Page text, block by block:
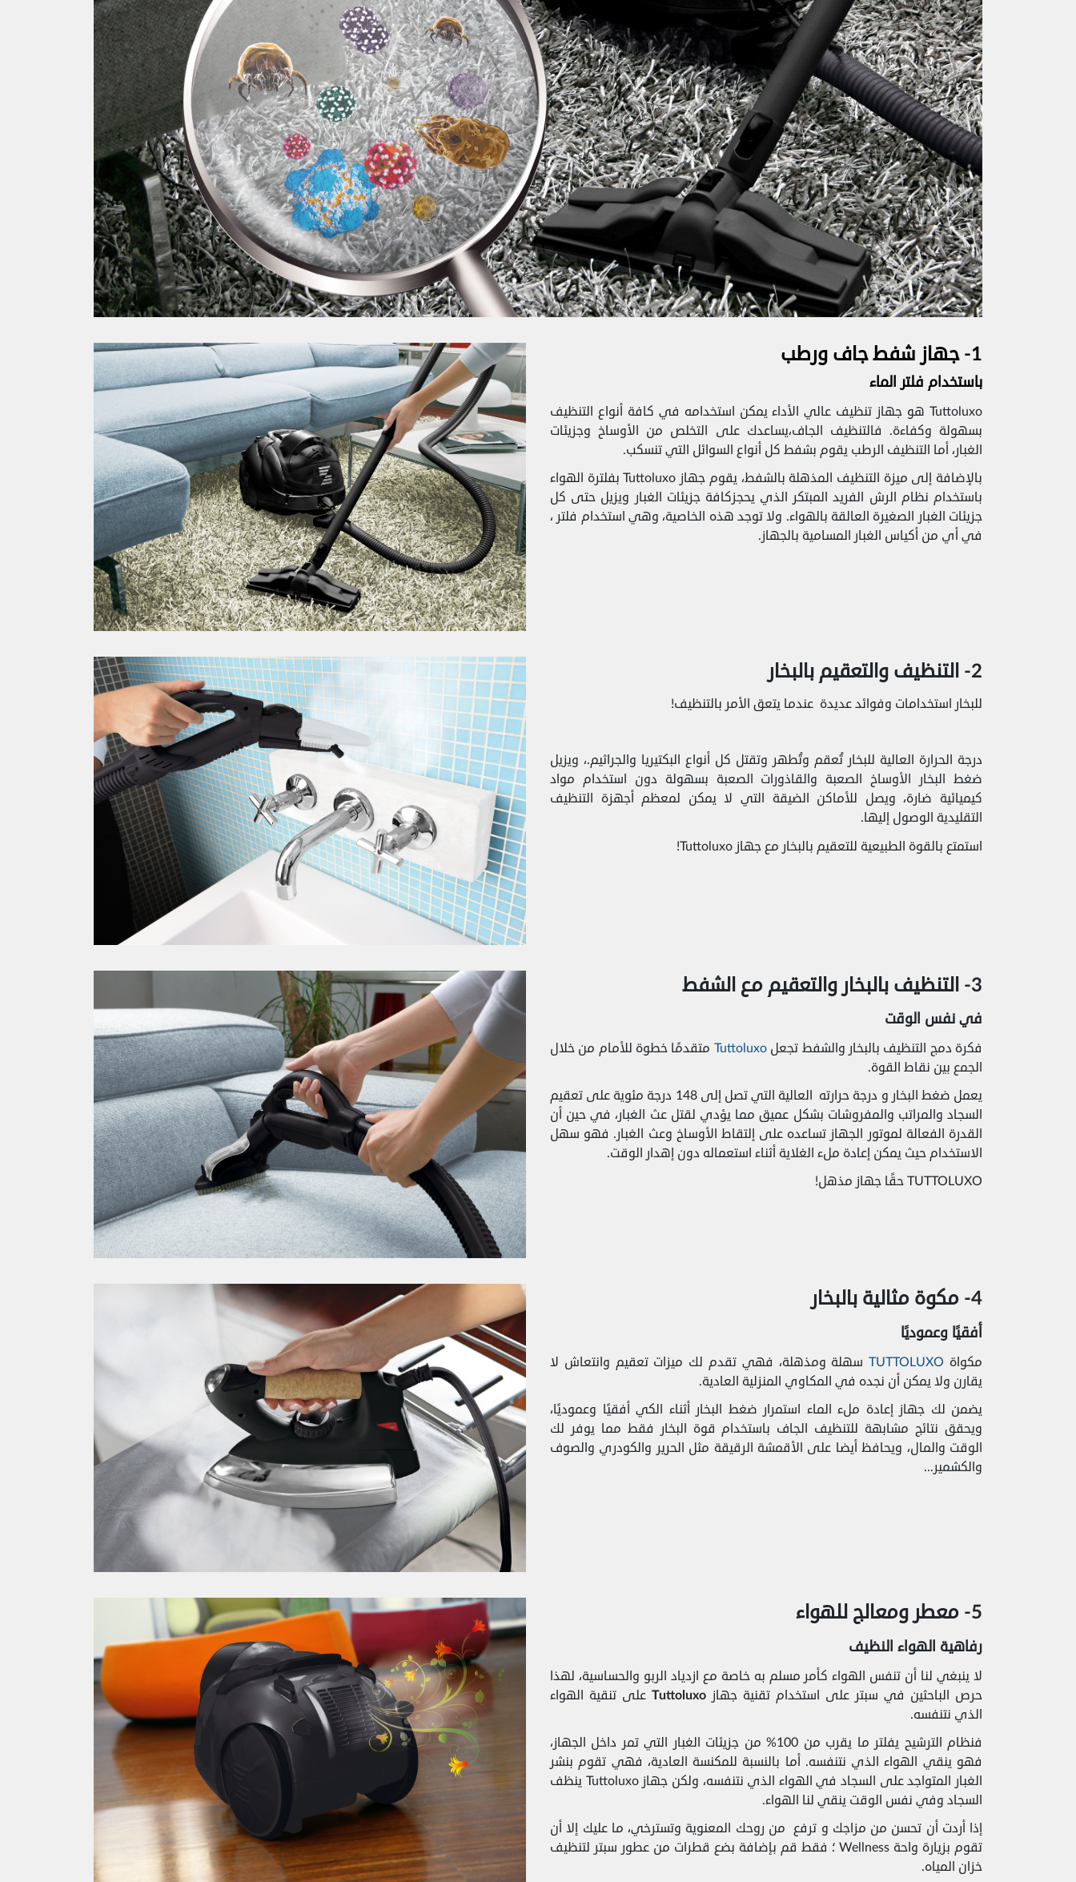
1- جهاز شفط جاف ورطب
باستخدام فلتر الماء
Tuttoluxo هو جهاز تنظيف عالي الأداء يمكن استخدامه في كافة أنواع التنظيف
بسهولة وكفاءة. فالتنظيف الجاف،يساعدك على التخلص من الأوساخ وجزيئات
الغبار، أما التنظيف الرطب يقوم بشفط كل أنواع السوائل التي تنسكب.
بالإضافة إلى ميزة التنظيف المذهلة بالشفط، يقوم جهاز Tuttoluxo بفلترة الهواء
باستخدام نظام الرش الفريد المبتكر الذي يحجزكافة جزيئات الغبار ويزيل حتى كل
جزيئات الغبار الصغيرة العالقة بالهواء. ولا توجد هذه الخاصية، وهي استخدام فلتر ،
في أي من أكياس الغبار المسامية بالجهاز.
2- التنظيف والتعقيم بالبخار
للبخار استخدامات وفوائد عديدة عندما يتعق الأمر بالتنظيف!
درجة الحرارة العالية للبخار تُعقم وتُطهر وتقتل كل أنواع البكتيريا والجراثيم.، ويزيل
ضغط البخار الأوساخ الصعبة والقاذورات الصعبة بسهولة دون استخدام مواد
كيميائية ضارة، ويصل للأماكن الضيقة التي لا يمكن لمعظم أجهزة التنظيف
التقليدية الوصول إليها.
استمتع بالقوة الطبيعية للتعقيم بالبخار مع جهاز Tuttoluxo!
3- التنظيف بالبخار والتعقيم مع الشفط
في نفس الوقت
فكرة دمج التنظيف بالبخار والشفط تجعلTuttoluxo متقدمًا خطوة للأمام من خلال
الجمع بين نقاط القوة.
يعمل ضغط البخار و درجة حرارته العالية التي تصل إلى 148 درجة مئوية على تعقيم
السجاد والمراتب والمفروشات بشكل عميق مما يؤدي لقتل عث الغبار، في حين أن
القدرة الفعالة لموتور الجهاز تساعده على إلتقاط الأوساخ وعث الغبار. فهو سهل
الاستخدام حيث يمكن إعادة ملء الغلاية أثناء استعماله دون إهدار الوقت.
TUTTOLUXO حقًا جهاز مذهل!
4- مكوة مثالية بالبخار
أفقيًا وعموديًا
مكواة TUTTOLUXOسهلة ومذهلة، فهي تقدم لك ميزات تعقيم وانتعاش لا
يقارن ولا يمكن أن نجده في المكاوي المنزلية العادية.
يضمن لك جهاز إعادة ملء الماء استمرار ضغط البخار أثناء الكي أفقيًا وعموديًا،
ويحقق نتائج مشابهة للتنظيف الجاف باستخدام قوة البخار فقط مما يوفر لك
الوقت والمال، ويحافظ أيضا على الأقمشة الرقيقة مثل الحرير والكودري والصوف
والكشمير...
5- معطر ومعالج للهواء
رفاهية الهواء النظيف
لا ينبغي لنا أن تنفس الهواء كأمر مسلم به خاصة مع ازدياد الربو والحساسية، لهذا
حرص الباحثين في سبتر على استخدام تقنية جهاز Tuttoluxo على تنقية الهواء
الذي نتنفسه.
فنظام الترشيح يفلتر ما يقرب من 100% من جزيئات الغبار التي تمر داخل الجهاز،
فهو ينقي الهواء الذي نتنفسه. أما بالنسبة للمكنسة العادية، فهي تقوم بنشر
الغبار المتواجد على السجاد في الهواء الذي نتنفسه، ولكن جهاز Tuttoluxo ينظف
السجاد وفي نفس الوقت ينقي لنا الهواء.
إذا أردت أن تحسن من مزاجك و ترفع من روحك المعنوية وتسترخي، ما عليك إلا أن
تقوم بزيارة واحة Wellness ؛ فقط قم بإضافة بضع قطرات من عطور سبتر لتنظيف
خزان المياه.